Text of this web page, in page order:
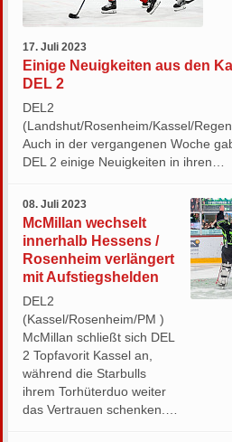
17. Juli 2023
Einige Neuigkeiten aus den
DEL 2
DEL2
(Landshut/Rosenheim/Kassel/
Auch in der vergangenen Woche
DEL 2 einige Neuigkeiten in ihren…
08. Juli 2023
McMillan wechselt
innerhalb Hessens /
Rosenheim verlängert
mit Aufstiegshelden
DEL2
(Kassel/Rosenheim/PM )
McMillan schließt sich DEL
2 Topfavorit Kassel an,
während die Starbulls
ihrem Torhüterduo weiter
das Vertrauen schenken.…